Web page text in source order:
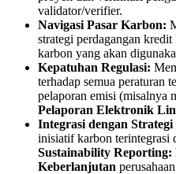
validator/verifier.
Navigasi Pasar Karbon:
strategi perdagangan
karbon yang akan
Kepatuhan Regulasi:
terhadap semua peraturan
pelaporan emisi (misalnya
Pelaporan Elektronik
Integrasi dengan
inisiatif karbon terintegrasi
Sustainability
Keberlanjutan